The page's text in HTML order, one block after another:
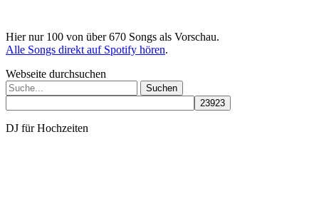
Hier nur 100 von über 670 Songs als Vorschau.
Alle Songs direkt auf Spotify hören.
Webseite durchsuchen
Suchen
nach:
DJ für Hochzeiten